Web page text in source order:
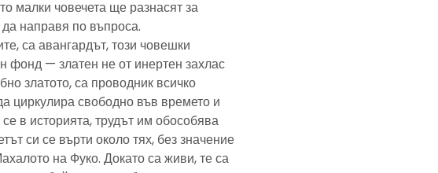
малки човечета ще разнасят за
направя по въпроса.
са авангардът, този човешки
фонд — златен не от инертен захлас
златото, са проводник всичко
циркулира свободно във времето и
в историята, трудът им обособява
си се върти около тях, без значение
на Фуко. Докато са живи, те са